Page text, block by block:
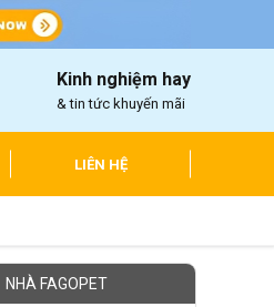
Kinh nghiệm hay
& tin tức khuyến mãi
LIÊN HỆ
NHÀ FAGOPET